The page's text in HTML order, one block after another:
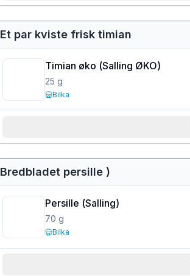
Et par kviste frisk timian
Timian øko (Salling ØKO)
25 g
Bilka
Bredbladet persille )
Persille (Salling)
70 g
Bilka